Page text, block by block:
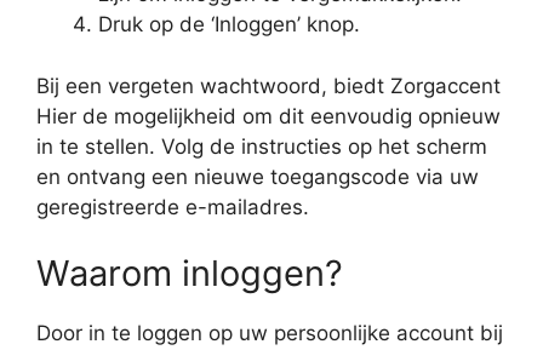
Druk op de ‘Inloggen’ knop.
Bij een vergeten wachtwoord, biedt Zorgaccent
Hier de mogelijkheid om dit eenvoudig opnieuw
in te stellen. Volg de instructies op het scherm
en ontvang een nieuwe toegangscode via uw
geregistreerde e-mailadres.
Waarom inloggen?
Door in te loggen op uw persoonlijke account bij